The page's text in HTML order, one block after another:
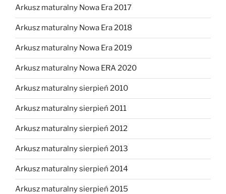
Arkusz maturalny Nowa Era 2017
Arkusz maturalny Nowa Era 2018
Arkusz maturalny Nowa Era 2019
Arkusz maturalny Nowa ERA 2020
Arkusz maturalny sierpień 2010
Arkusz maturalny sierpień 2011
Arkusz maturalny sierpień 2012
Arkusz maturalny sierpień 2013
Arkusz maturalny sierpień 2014
Arkusz maturalny sierpień 2015